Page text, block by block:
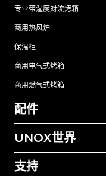
专业带湿度对流烤箱
商用热风炉
保温柜
商用电气式烤箱
商用燃气式烤箱
配件
所有配件
UNOX世界
我们在全球的办事处
支持